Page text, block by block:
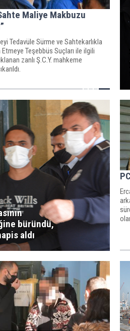
Maliye Makbuzu
Tedavüle Sürme ve Sahtekarlıkla
Etmeye Teşebbüs Suçları ile ilgili
zanlı Ş.C.Y. mahkeme
büründü,
aldı